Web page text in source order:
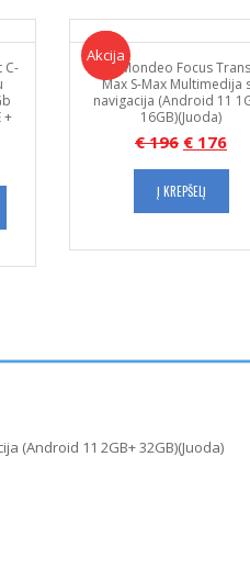
C-
+
Akcija
Akcija!
Ford Mondeo Focus
Max S-Max Multimedija
navigacija (Android 11
16GB)(Juoda)
€196 € 176
Į KREPŠELĮ
(Android 11 2GB+ 32GB)(Juoda)